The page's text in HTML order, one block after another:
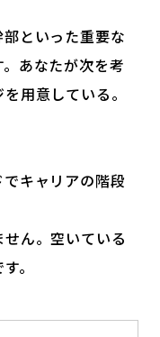
といった重要な
あなたが次を考
用意している。
キャリアの階段
ん。空いている
。